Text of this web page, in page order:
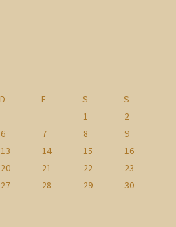
D F S
S
1
2
6 7 8
9
13 14 15
16
20 21 22
23
27 28 29
30